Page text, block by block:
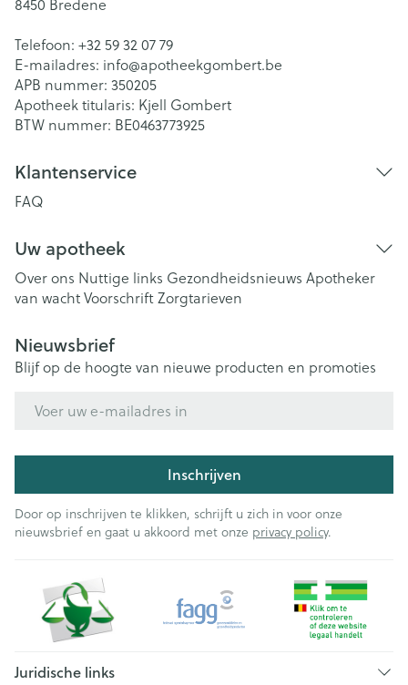
8450 Bredene
Telefoon: +32 59 32 07 79
E-mailadres: info@apotheekgombert.be
APB nummer: 350205
Apotheek titularis: Kjell Gombert
BTW nummer: BE0463773925
Klantenservice
FAQ
Uw apotheek
Over ons Nuttige links Gezondheidsnieuws Apotheker
van wachtVoorschriftZorgtarieven
Nieuwsbrief
Blijf op de hoogte van nieuwe producten en promoties
Inschrijven
Door op inschrijven te klikken, schrijft u zich in voor onze
nieuwsbrief en gaat u akkoord met onze privacy policy.
Juridische links